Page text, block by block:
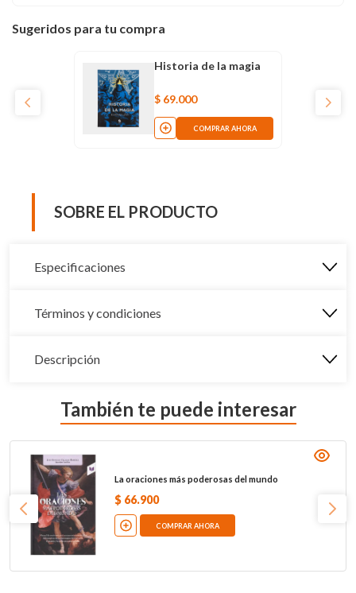
Sugeridos para tu compra
Historia de la magia
$ 69.000
COMPRAR AHORA
SOBRE EL PRODUCTO
Especificaciones
Términos y condiciones
Descripción
También te puede interesar
La oraciones más poderosas del mundo
$ 66.900
COMPRAR AHORA